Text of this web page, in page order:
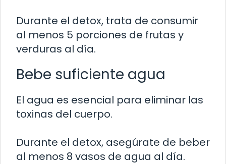
Durante el detox, trata de consumir
al menos 5 porciones de frutas y
verduras al día.
Bebe suficiente agua
El agua es esencial para eliminar las
toxinas del cuerpo.
Durante el detox, asegúrate de beber
al menos 8 vasos de agua al día.